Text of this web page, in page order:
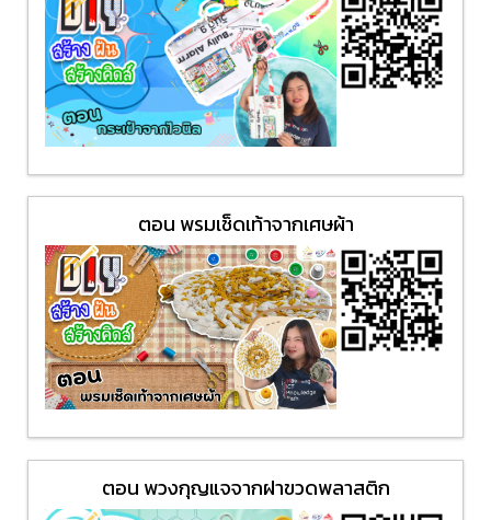
ตอน พรมเช็ดเท้าจากเศษผ้า
ตอน พวงกุญแจจากฝาขวดพลาสติก